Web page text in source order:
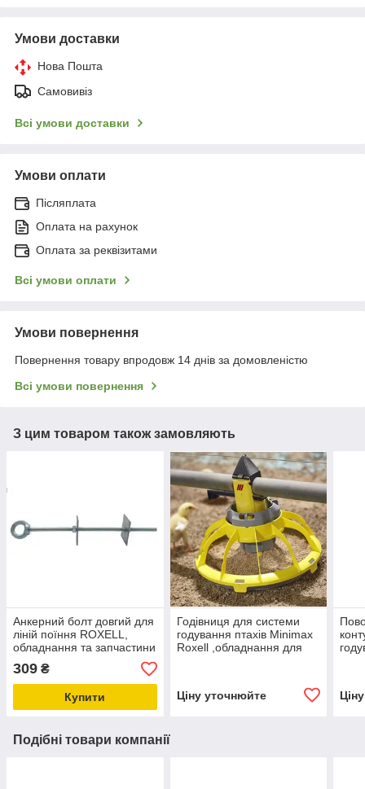
Умови доставки
Нова Пошта
Самовивіз
Всі умови доставки
Умови оплати
Післяплата
Оплата на рахунок
Оплата за реквізитами
Всі умови оплати
Умови повернення
Повернення товару впродовж 14 днів за домовленістю
Всі умови повернення
З цим товаром також замовляють
Анкерний болт довгий для
ліній поїння ROXELL,
обладнання та запчастини
309 ₴
Купити
Годівниця для системи
годування птахів Minimax
Roxell ,обладнання для
Ціну уточнюйте
Подібні товари компанії